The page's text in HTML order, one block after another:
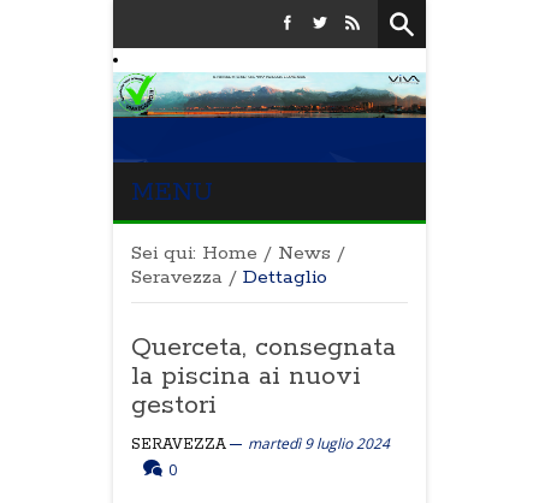
MENU
Sei qui: Home / News /
Seravezza / Dettaglio
Querceta, consegnata
la piscina ai nuovi
gestori
SERAVEZZA
martedì 9 luglio 2024
0